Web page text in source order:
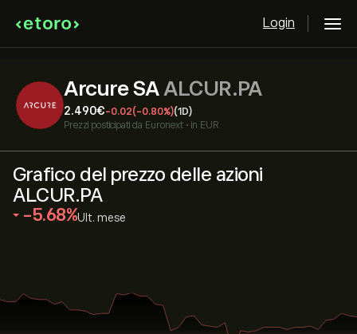
Login
Arcure SAALCUR.PA
2.490‎€‎-0.02(-0.80%)(1D)
Prezzi posticipati da Euronext • in EUR
Grafico del prezzo delle azioni
ALCUR.PA
‎-5.68‎ Ult. mese